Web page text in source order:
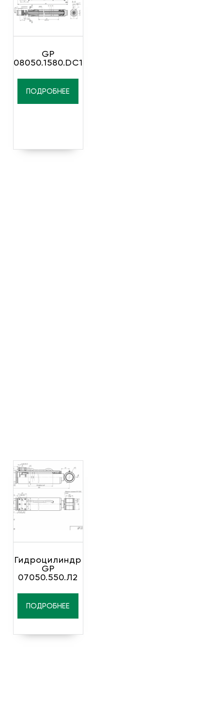
GP
08050.1580.DC1
ПОДРОБНЕЕ
Гидроцилиндр
GP
07050.550.Л2
ПОДРОБНЕЕ